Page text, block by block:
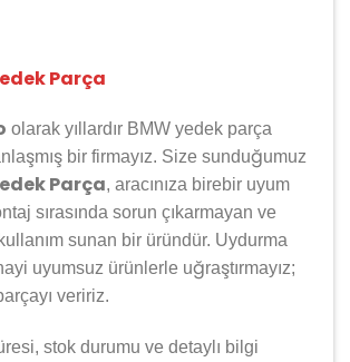
Parça
olarak yıllardır BMW yedek parça
bir firmayız. Size sunduğumuz
Parça, aracınıza birebir uyum
sırasında sorun çıkarmayan ve
sunan bir üründür. Uydurma
uyumsuz ürünlerle uğraştırmayız;
veririz.
stok durumu ve detaylı bilgi